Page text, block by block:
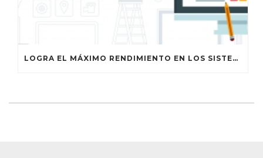
LOGRA EL MÁXIMO RENDIMIENTO EN LOS SISTEMAS DE GESTIÓN DE ALMACENAMIENTO